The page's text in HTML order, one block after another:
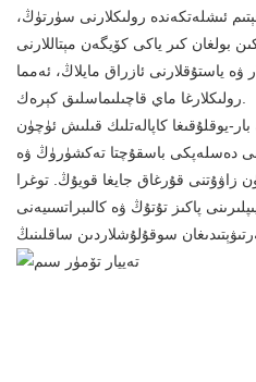
ئىشلەتكەندە رولىكلارنى سۈرتۈڭ،
بولغان كىر ياكى كۆيگەن مېتاللارنى
ۋە ياستۇقلارنى ئازراق مايلاڭ، ئەمما
رولىكلارغا ماي قاچىلىماسلىق كېرەك.
يوقلۇقىغا كاپالەتلىك قىلىش ئۈچۈن
دەسلەپكى باسقۇچتا تەكشۈرۈڭ ۋە
زاۋۇتنى قۇرغاق جايغا قويۇڭ. توغرا
پاكىز تۇتۇڭ ۋە كالىبراتسىيەنى